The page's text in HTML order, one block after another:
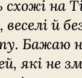
схожі на
й
Бажаю
які не